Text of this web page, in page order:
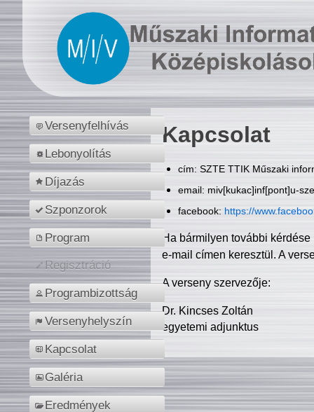
Versenyfelhívás
Lebonyolítás
Díjazás
Szponzorok
Program
Regisztráció
Programbizottság
Versenyhelyszín
Kapcsolat
Galéria
Eredmények
Kapcsolat
cím: SZTE TTIK Műszaki
email: miv[kukac]inf[pont]u-
facebook: https://
Ha bármilyen további
e-mail címen keresztül. A
A verseny szervezője:
Dr. Kincses Zoltán
egyetemi adjunktus